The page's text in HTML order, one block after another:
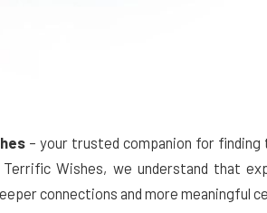
– your trusted companion for
Wishes, we understand that
connections and more meaningful